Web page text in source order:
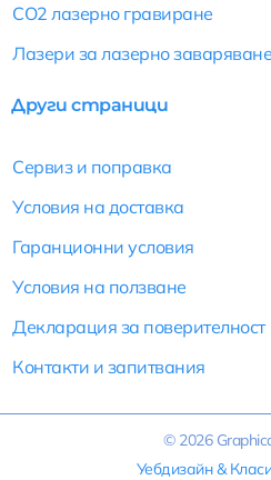
CO2 лазерно гравиране
Лазери за лазерно заваряване
Други страници
Сервиз и поправка
Условия на доставка
Гаранционни условия
Условия на ползване
Декларация за поверителност
Контакти и запитвания
© 2026
Уебдизайн&